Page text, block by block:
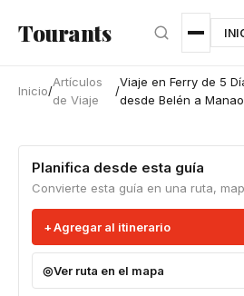
Tourants
Inicio/
Artículos
de Viaje
/
Viaje en Ferry de 5
desde Belén a
Planifica desde esta guía
Convierte esta guía en una ruta,
Agregar al itinerario
Ver ruta en el mapa